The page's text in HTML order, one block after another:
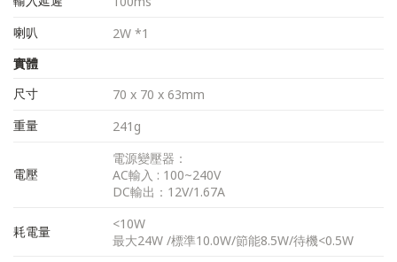
喇叭
2W *1
實體
尺寸
70 x 70 x 63mm
重量
241g
電壓
電源變壓器：
AC輸入 : 100~240V
DC輸出：12V/1.67A
耗電量
<10W
最大24W /標準10.0W/節能8.5W/待機<0.5W